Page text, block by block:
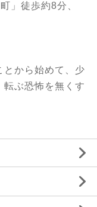
」徒歩約8分、
とから始めて、少
転ぶ恐怖を無くす